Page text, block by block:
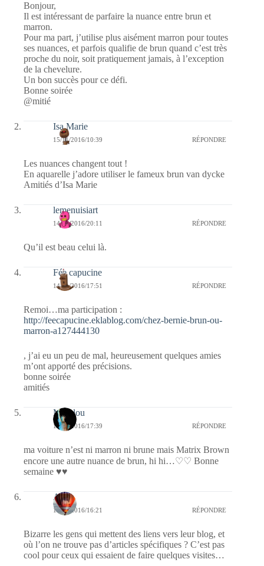
Bonjour,
Il est intéressant de parfaire la nuance entre brun et
marron.
Pour ma part, j’utilise plus aisément marron pour toutes
ses nuances, et parfois qualifie de brun quand c’est très
proche du noir, soit pratiquement jamais, à l’exception
de la chevelure.
Un bon succès pour ce défi.
Bonne soirée
@mitié
Isa Marie
15/11/2016/10:39 RÉPONDRE
Les nuances changent tout !
En aquarelle j’adore utiliser le fameux brun van dycke
Amitiés d’Isa Marie
lemenuisiart
14/11/2016/20:11 RÉPONDRE
Qu’il est beau celui là.
Fée capucine
14/11/2016/17:51 RÉPONDRE
Remoi…ma participation :
http://feecapucine.eklablog.com/chez-bernie-brun-ou-
marron-a127444130
, j’ai eu un peu de mal, heureusement quelques amies
m’ont apporté des précisions.
bonne soirée
amitiés
Marylou
14/11/2016/17:39 RÉPONDRE
ma voiture n’est ni marron ni brune mais Matrix Brown
encore une autre nuance de brun, hi hi…♡♡ Bonne
semaine ♥♥
Ava
14/11/2016/16:21 RÉPONDRE
Bizarre les gens qui mettent des liens vers leur blog, et
où l’on ne trouve pas d’articles spécifiques ? C’est pas
cool pour ceux qui essaient de faire quelques visites…